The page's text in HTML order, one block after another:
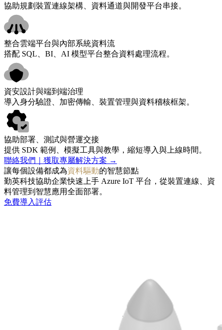
協助規劃裝置連線架構、資料通道與開發平台串接。
整合雲端平台與內部系統資料流
搭配 SQL、BI、AI 模型平台整合資料處理流程。
資安設計與端到端治理
導入身分驗證、加密傳輸、裝置管理與資料稽核框架。
協助部署、測試與營運交接
提供 SDK 範例、模擬工具與教學，縮短導入與上線時間。
聯絡我們｜獲取專屬解決方案 →
讓每個設備都成為資料驅動的智慧節點
勤英科技協助企業快速上手 Azure IoT 平台，從裝置連線、資
料管理到智慧應用全面部署。
免費導入評估